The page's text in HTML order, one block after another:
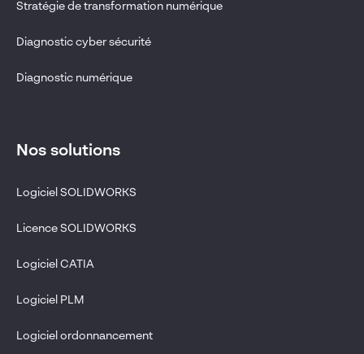
Stratégie de transformation numérique
Diagnostic cyber sécurité
Diagnostic numérique
Nos solutions
Logiciel SOLIDWORKS
Licence SOLIDWORKS
Logiciel CATIA
Logiciel PLM
Logiciel ordonnancement